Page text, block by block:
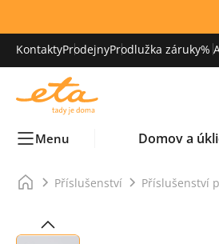
KontaktyProdejnyProdlužka záruky%
Menu Domov a
Příslušenství Příslušenství